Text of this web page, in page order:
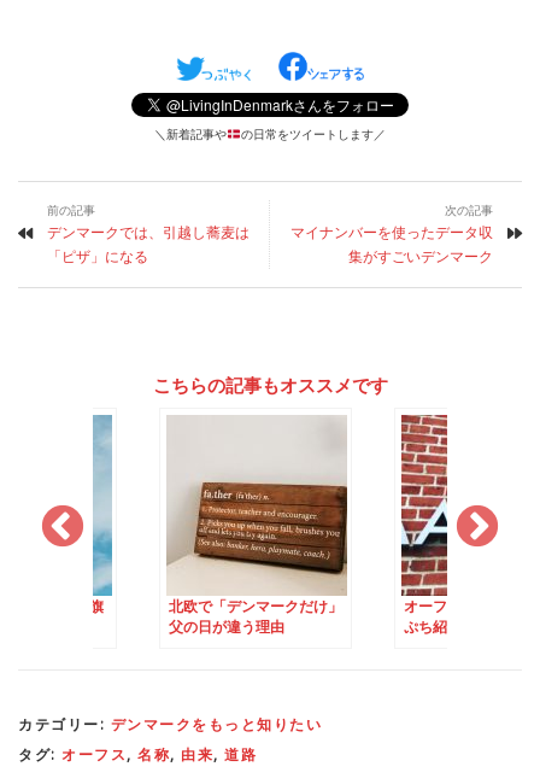
＼新着記事や の日常をツイートします／
前の記事
デンマークでは、引越し蕎麦は
「ピザ」になる
次の記事
マイナンバーを使ったデータ収
集がすごいデンマーク
こちらの記事もオススメです
マークだけ」
オーフスってどんなとこ？
ぷち紹介
なかなかのお値段の
ークの「Sushi」！
カテゴリー: デンマークをもっと知りたい
タグ: オーフス, 名称, 由来, 道路